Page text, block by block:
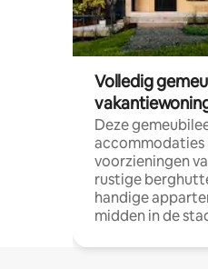
Volledig
Deze
accommodaties
voorzieningen
rustige
handige
midden in de